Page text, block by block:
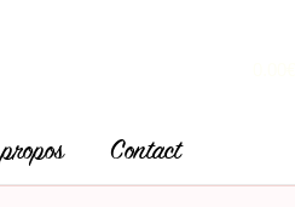
Contact